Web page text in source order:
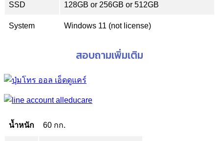
SSD 128GB or 256GB or 512GB
System Windows 11 (not license)
สอบถามเพิ่มเติม
น้ำหนัก 60 กก.